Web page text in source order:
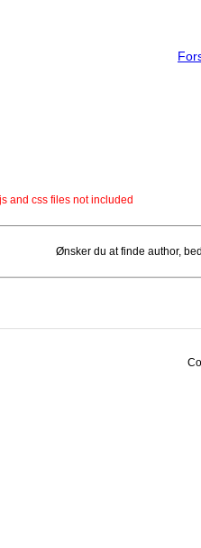
and css files not included
Ønsker du at finde author,